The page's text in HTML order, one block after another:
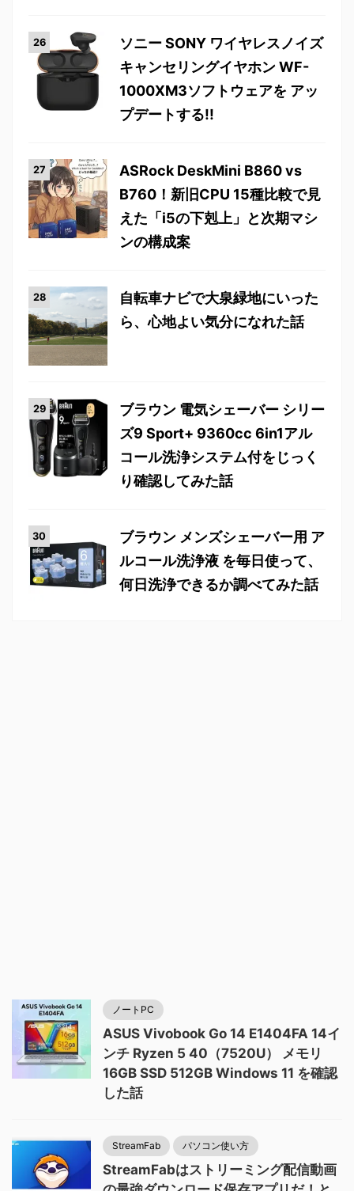
ソニー SONY ワイヤレスノイズ
キャンセリングイヤホン WF-
1000XM3ソフトウェアを アッ
プデートする!!
ASRock DeskMini B860 vs
B760！新旧CPU 15種比較で見
えた「i5の下剋上」と次期マシ
ンの構成案
自転車ナビで大泉緑地にいった
ら、心地よい気分になれた話
ブラウン 電気シェーバー シリー
ズ9 Sport+ 9360cc 6in1アル
コール洗浄システム付をじっく
り確認してみた話
ブラウン メンズシェーバー用 ア
ルコール洗浄液 を毎日使って、
何日洗浄できるか調べてみた話
ノートPC
ASUS Vivobook Go 14 E1404FA 14イ
ンチ Ryzen 5 40（7520U） メモリ
16GB SSD 512GB Windows 11 を確認
した話
StreamFab パソコン使い方
StreamFabはストリーミング配信動画